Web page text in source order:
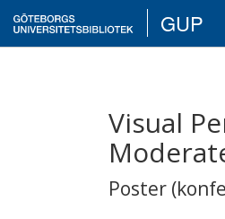
GUP
Visual
Poster